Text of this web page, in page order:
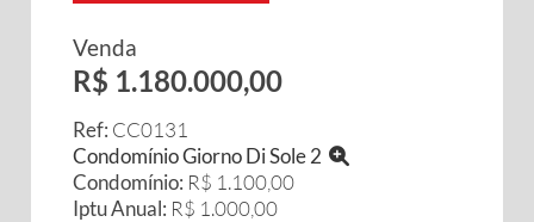
Venda
R$ 1.180.000,00
Ref: CC0131
Condomínio Giorno Di Sole 2
Condomínio: R$ 1.100,00
Iptu Anual: R$ 1.000,00